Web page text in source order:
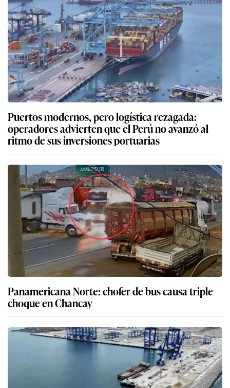
Puertos modernos, pero logística rezagada:
operadores advierten que el Perú no avanzó al
ritmo de sus inversiones portuarias
Panamericana Norte: chofer de bus causa triple
choque en Chancay